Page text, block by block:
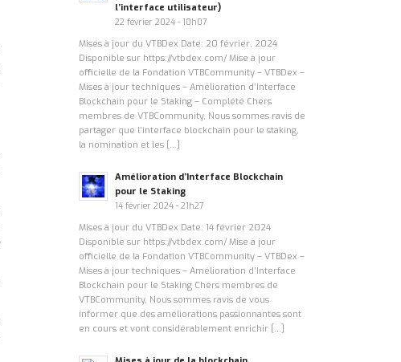
l’interface utilisateur)
22 février 2024 - 10h07
Mises à jour du VTBDex Date: 20 février, 2024
Disponible sur https://vtbdex.com/ Mise à jour
officielle de la Fondation VTBCommunity – VTBDex –
Mises à jour techniques – Amélioration d’Interface
Blockchain pour le Staking – Complété Chers
membres de VTBCommunity, Nous sommes ravis de
partager que l’interface blockchain pour le staking,
la nomination et les […]
Amélioration d’Interface Blockchain
pour le Staking
14 février 2024 - 21h27
Mises à jour du VTBDex Date: 14 février 2024
Disponible sur https://vtbdex.com/ Mise à jour
officielle de la Fondation VTBCommunity – VTBDex –
Mises à jour techniques – Amélioration d’Interface
Blockchain pour le Staking Chers membres de
VTBCommunity, Nous sommes ravis de vous
informer que des améliorations passionnantes sont
en cours et vont considérablement enrichir […]